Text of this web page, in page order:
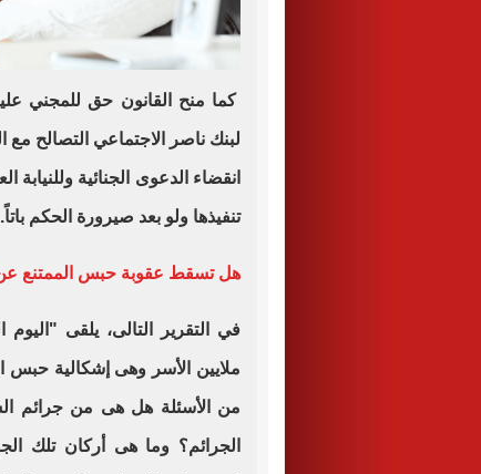
كما منح القانون حق للمجني
لبنك ناصر الاجتماعي التصالح
انقضاء الدعوى الجنائية وللنيابة
تنفيذها ولو بعد صيرورة الحكم باتاً.
هل تسقط عقوبة حبس الممتنع عن
في التقرير التالى، يلقى
ملايين الأسر وهى إشكالية حبس
من الأسئلة هل هى من جرائم
الجرائم؟ وما هى أركان تلك